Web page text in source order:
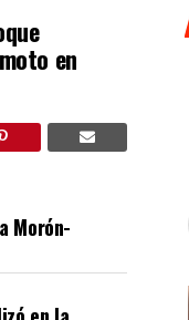
en
Morón-